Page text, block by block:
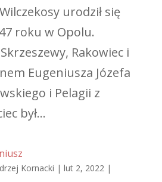
urodził się
roku w Opolu.
Rakowiec i
Eugeniusza Józefa
i Pelagii z
był...
Kornacki | lut 2, 2022|